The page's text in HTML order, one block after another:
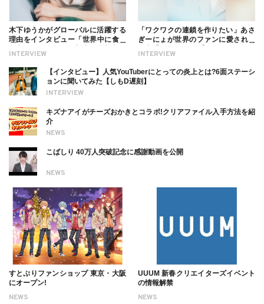
INTERVIEW
木下ゆうかがグローバルに活躍する
理由をインタビュー「世界中に食べ
ついても
INTERVIEW
「ワクワクの連鎖を作りたい」あさ
ぎーにょが世界のファンに愛される
INTERVIEW
【インタビュー】人気YouTuberにとっての炎上とは?6面ステーシ
ョンに聞いてみた【しもD遅刻】
NEWS
キズナアイがチーズおかきとコラボ!クリアファイル入手方法を紹
介
NEWS
こばしり 40万人突破記念に感謝動画を公開
NEWS
すとぷりファンショップ 東京・大阪
にオープン!
NEWS
UUUM 新春クリエイターズイベント
の情報解禁